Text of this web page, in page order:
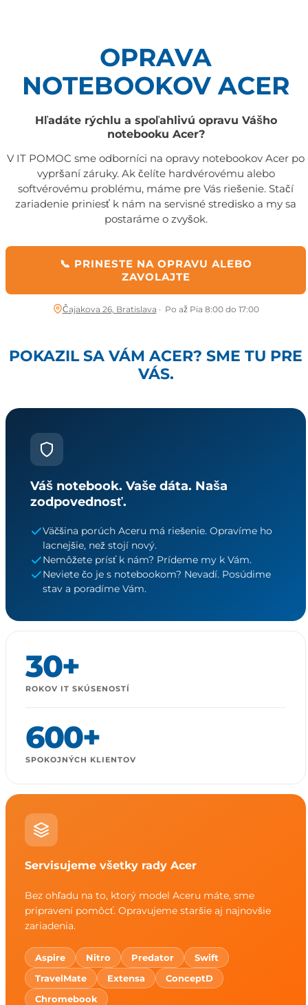
OPRAVA
NOTEBOOKOV ACER
Hľadáte rýchlu a spoľahlivú opravu Vášho
notebooku Acer?
V IT POMOC sme odborníci na opravy notebookov Acer po
vypršaní záruky. Ak čelíte hardvérovému alebo
softvérovému problému, máme pre Vás riešenie. Stačí
zariadenie priniesť k nám na servisné stredisko a my sa
postaráme o zvyšok.
📞 PRINESTE NA OPRAVU ALEBO
ZAVOLAJTE
Čajakova 26, Bratislava · Po až Pia 8:00 do 17:00
POKAZIL SA VÁM ACER? SME TU PRE
VÁS.
Váš notebook. Vaše dáta. Naša
zodpovednosť.
Väčšina porúch Aceru má riešenie. Opravíme ho
lacnejšie, než stojí nový.
Nemôžete prísť k nám? Prídeme my k Vám.
Neviete čo je s notebookom? Nevadí. Posúdime
stav a poradíme Vám.
30+
ROKOV IT SKÚSENOSTÍ
600+
SPOKOJNÝCH KLIENTOV
Servisujeme všetky rady Acer
Bez ohľadu na to, ktorý model Aceru máte, sme
pripravení pomôcť. Opravujeme staršie aj najnovšie
zariadenia.
Aspire Nitro Predator
Swift
TravelMate
Extensa
ConceptD
Chromebook